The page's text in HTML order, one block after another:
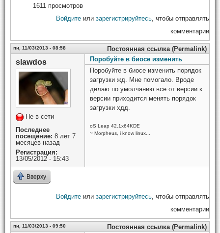
1611 просмотров
Войдите или зарегистрируйтесь, чтобы отправлять
комментарии
пн, 11/03/2013 - 08:58 Постоянная ссылка (Permalink)
slawdos
Не в сети
Последнее
посещение: 8 лет 7
месяцев назад
Регистрация:
13/05/2012 - 15:43
Поробуйте в биосе изменить
Поробуйте в биосе изменить порядок
загрузки жд. Мне помогало. Вроде
делаю по умолчанию все от версии к
версии приходится менять порядок
загрузки хдд.
oS Leap 42.1x64KDE
~ Morpheus, i know linux...
Вверху
Войдите или зарегистрируйтесь, чтобы отправлять
комментарии
пн, 11/03/2013 - 09:50 Постоянная ссылка (Permalink)